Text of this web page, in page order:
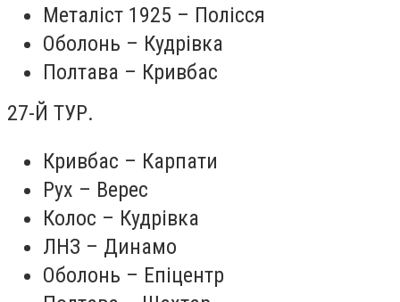
Металіст 1925 – Полісся
Оболонь – Кудрівка
Полтава – Кривбас
27-Й ТУР.
Кривбас – Карпати
Рух – Верес
Колос – Кудрівка
ЛНЗ – Динамо
Оболонь – Епіцентр